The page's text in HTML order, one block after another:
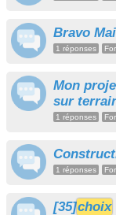
Bravo
1 réponses
Mon
sur
1 réponses
1 réponses
[35]choix